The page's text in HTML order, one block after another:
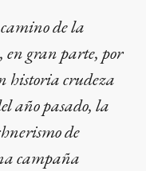
de la
en gran parte, por
historia crudeza
año pasado, la
de
campaña